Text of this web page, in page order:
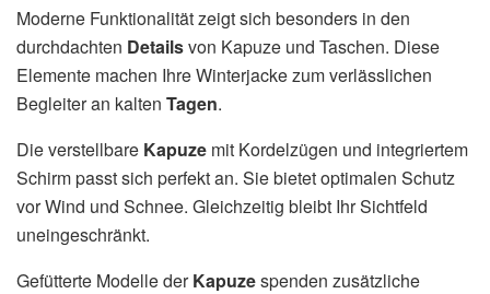
Moderne Funktionalität zeigt sich besonders in den
durchdachten Detailsvon Kapuze und Taschen. Diese
Elemente machen Ihre Winterjacke zum verlässlichen
Begleiter an kalten Tagen.
Die verstellbare Kapuze mit Kordelzügen und integriertem
Schirm passt sich perfekt an. Sie bietet optimalen Schutz
vor Wind und Schnee. Gleichzeitig bleibt Ihr Sichtfeld
uneingeschränkt.
Gefütterte Modelle derKapuzespenden zusätzliche